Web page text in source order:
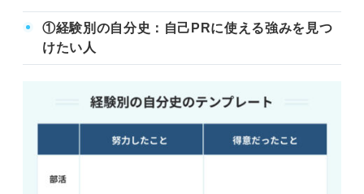
①経験別の自分史：自己PRに使える強みを見つ
けたい人